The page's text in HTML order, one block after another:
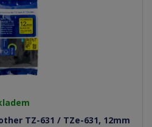
TZ-631 / TZe-631, 12mm